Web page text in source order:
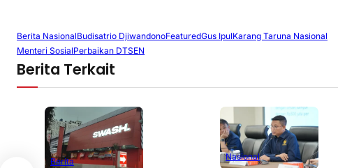
Berita NasionalBudisatrio DjiwandonoFeaturedGus IpulKarang Taruna Nasional
Menteri SosialPerbaikan DTSEN
Berita Terkait
Berita Nasional